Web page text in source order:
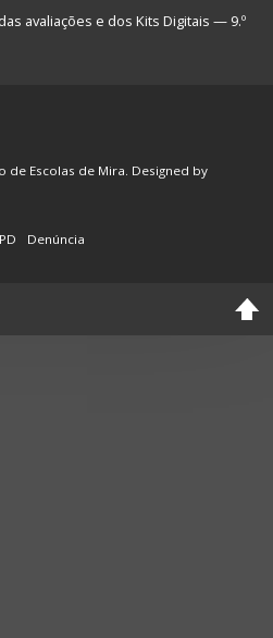
avaliações e dos Kits Digitais — 9.º
Escolas de Mira. Designed by
Denúncia